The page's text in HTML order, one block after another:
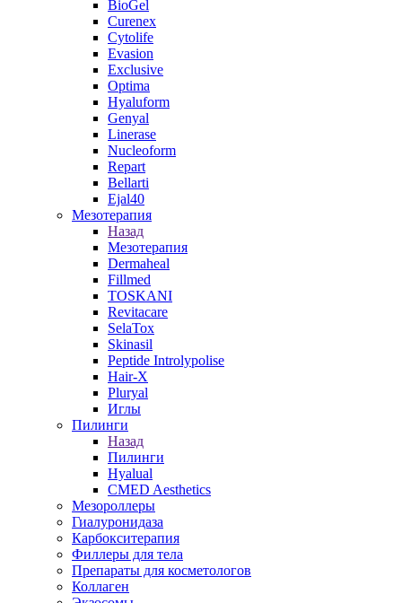
BioGel
Curenex
Cytolife
Evasion
Exclusive
Optima
Hyaluform
Genyal
Linerase
Nucleoform
Repart
Bellarti
Ejal40
Мезотерапия
Назад
Мезотерапия
Dermaheal
Fillmed
TOSKANI
Revitacare
SelaTox
Skinasil
Peptide Introlypolise
Hair-X
Pluryal
Иглы
Пилинги
Назад
Пилинги
Hyalual
CMED Aesthetics
Мезороллеры
Гиалуронидаза
Карбокситерапия
Филлеры для тела
Препараты для косметологов
Коллаген